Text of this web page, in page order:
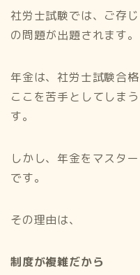
社労士試験では、ご存
の問題が出題されます。
年金は、社労士試験合
ここを苦手としてしま
す。
しかし、年金をマスタ
です。
その理由は、
制度が複雑だから